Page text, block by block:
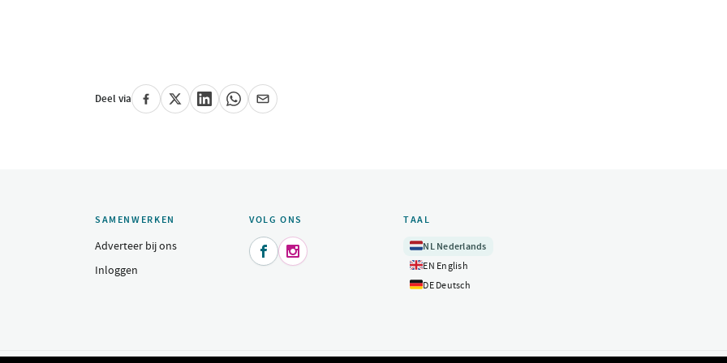
Deel via
SAMENWERKEN
Adverteer bij ons
Inloggen
VOLG ONS
 
TAAL
🇳🇱NLNederlands
🇬🇧EN English
🇩🇪DEDeutsch